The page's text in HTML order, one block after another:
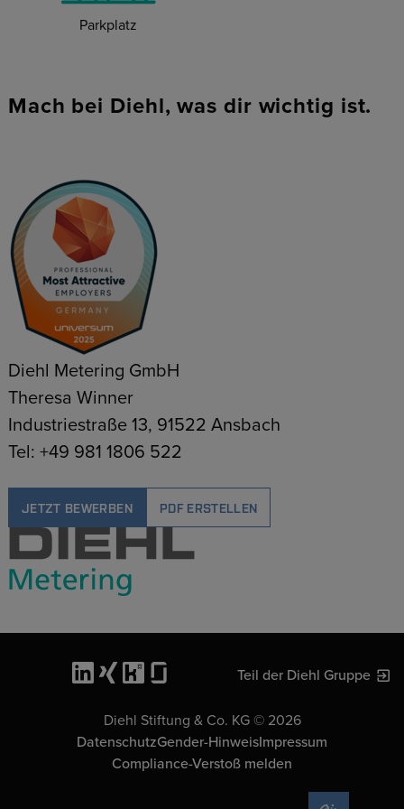
Parkplatz
Mach bei Diehl, was dir wichtig ist.
Diehl Metering GmbH
Theresa Winner
Industriestraße 13, 91522 Ansbach
Tel: +49 981 1806 522
JETZT BEWERBEN PDF ERSTELLEN
Teil der Diehl Gruppe
Diehl Stiftung & Co. KG © 2026
DatenschutzGender-HinweisImpressum
Compliance-Verstoß melden